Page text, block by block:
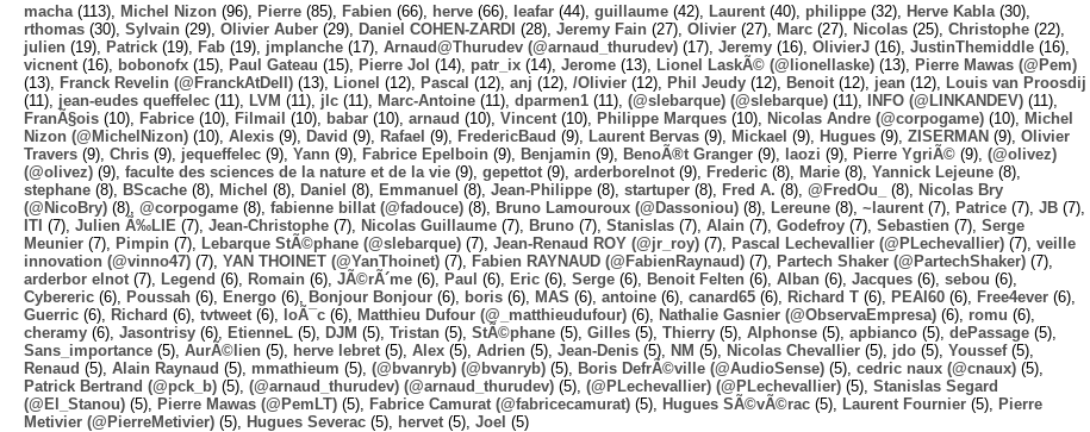
macha (113), Michel Nizon (96), Pierre (85), Fabien (66), herve (66), leafar (44), guillaume (42), Laurent (40), philippe (32), Herve Kabla (30),
rthomas (30), Sylvain (29), Olivier Auber (29), Daniel COHEN-ZARDI (28), Jeremy Fain (27), Olivier (27), Marc (27), Nicolas (25), Christophe (22),
julien (19), Patrick (19), Fab (19), jmplanche (17), Arnaud@Thurudev (@arnaud_thurudev) (17), Jeremy (16), OlivierJ (16), JustinThemiddle (16),
vicnent (16), bobonofx (15), Paul Gateau (15), Pierre Jol (14), patr_ix (14), Jerome (13), Lionel LaskÃ© (@lionellaske) (13),
Pierre Mawas (@Pem)
(13),
Franck Revelin (@FranckAtDell) (13), Lionel (12), Pascal (12), anj (12), /Olivier (12), Phil Jeudy (12), Benoit (12), jean (12),
Louis van Proosdij
(11), jean-eudes queffelec (11), LVM (11), jlc (11), Marc-Antoine (11), dparmen1 (11), (@slebarque) (@slebarque) (11), INFO (@LINKANDEV) (11),
FranÃ§ois (10), Fabrice (10), Filmail (10), babar (10), arnaud (10), Vincent (10), Philippe Marques (10), Nicolas Andre (@corpogame) (10),
Michel
Nizon (@MichelNizon) (10), Alexis (9), David (9), Rafael (9), FredericBaud (9), Laurent Bervas (9), Mickael (9), Hugues (9), ZISERMAN (9), Olivier
Travers (9), Chris (9), jequeffelec (9), Yann (9), Fabrice Epelboin (9), Benjamin (9), BenoÃ®t Granger (9), laozi (9), Pierre YgriÃ© (9), (@olivez)
(@olivez) (9), faculte des sciences de la nature et de la vie (9), gepettot (9), arderborelnot (9), Frederic (8), Marie (8), Yannick Lejeune (8),
stephane (8), BScache (8), Michel (8), Daniel (8), Emmanuel (8), Jean-Philippe (8), startuper (8), Fred A. (8), @FredOu_ (8),
Nicolas Bry
(@NicoBry) (8), @corpogame (8), fabienne billat (@fadouce) (8), Bruno Lamouroux (@Dassoniou) (8), Lereune (8), ~laurent (7), Patrice (7), JB (7),
ITI (7), Julien Ã‰LIE (7), Jean-Christophe (7), Nicolas Guillaume (7), Bruno (7), Stanislas (7), Alain (7), Godefroy (7), Sebastien (7), Serge
Meunier (7), Pimpin (7), Lebarque StÃ©phane (@slebarque) (7), Jean-Renaud ROY (@jr_roy) (7), Pascal Lechevallier (@PLechevallier) (7), veille
innovation (@vinno47) (7), YAN THOINET (@YanThoinet) (7), Fabien RAYNAUD (@FabienRaynaud) (7), Partech Shaker (@PartechShaker) (7),
arderbor elnot (7), Legend (6), Romain (6), JÃ©rÃ´me (6), Paul (6), Eric (6), Serge (6), Benoit Felten (6), Alban (6), Jacques (6), sebou (6),
Cybereric (6), Poussah (6), Energo (6), Bonjour Bonjour (6), boris (6), MAS (6), antoine (6), canard65 (6), Richard T (6), PEAI60 (6), Free4ever (6),
Guerric (6), Richard (6), tvtweet (6), loÃ¯c (6), Matthieu Dufour (@_matthieudufour) (6), Nathalie Gasnier (@ObservaEmpresa) (6), romu (6),
cheramy (6), Jasontrisy (6), EtienneL (5), DJM (5), Tristan (5), StÃ©phane (5), Gilles (5), Thierry (5), Alphonse (5), apbianco (5), dePassage (5),
Sans_importance (5), AurÃ©lien (5), herve lebret (5), Alex (5), Adrien (5), Jean-Denis (5), NM (5), Nicolas Chevallier (5), jdo (5), Youssef(5),
Renaud (5), Alain Raynaud (5), mmathieum (5), (@bvanryb) (@bvanryb) (5), Boris DefrÃ©ville (@AudioSense) (5), cedric naux (@cnaux) (5),
Patrick Bertrand (@pck_b) (5), (@arnaud_thurudev) (@arnaud_thurudev) (5), (@PLechevallier) (@PLechevallier) (5), Stanislas Segard
(@El_Stanou) (5), Pierre Mawas (@PemLT) (5), Fabrice Camurat (@fabricecamurat) (5), Hugues SÃ©vÃ©rac (5), Laurent Fournier (5),
Pierre
Metivier (@PierreMetivier) (5), Hugues Severac (5), hervet (5), Joel (5)